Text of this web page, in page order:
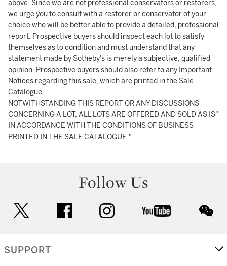
above. Since we are not professional conservators or restorers,
we urge you to consult with a restorer or conservator of your
choice who will be better able to provide a detailed, professional
report. Prospective buyers should inspect each lot to satisfy
themselves as to condition and must understand that any
statement made by Sotheby's is merely a subjective, qualified
opinion. Prospective buyers should also refer to any Important
Notices regarding this sale, which are printed in the Sale
Catalogue.
NOTWITHSTANDING THIS REPORT OR ANY DISCUSSIONS
CONCERNING A LOT, ALL LOTS ARE OFFERED AND SOLD AS IS"
IN ACCORDANCE WITH THE CONDITIONS OF BUSINESS
PRINTED IN THE SALE CATALOGUE."
Follow Us
facebook instagram youtube
SUPPORT